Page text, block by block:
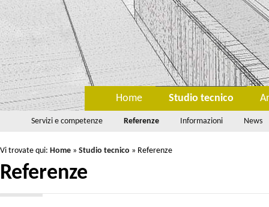
Home Studio tecnico
Servizi e competenze Referenze Informazioni News
Vi trovate qui: Home » Studio tecnico » Referenze
Referenze